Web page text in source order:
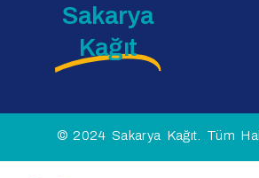
Sakarya
Kağıt
© 2024 Sakarya Kağıt. Tüm